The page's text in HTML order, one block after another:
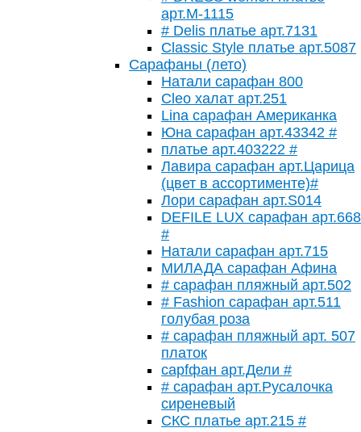
арт.M-1115
# Delis платье арт.7131
Classic Style платье арт.5087
Сарафаны (лето)
Натали сарафан 800
Cleo халат арт.251
Lina сарафан Американка
Юна сарафан арт.43342 #
платье арт.403222 #
Лавира сарафан арт.Царица
(цвет в ассортименте)#
Лори сарафан арт.S014
DEFILE LUX сарафан арт.668
#
Натали сарафан арт.715
МИЛАДА сарафан Афина
# сарафан пляжный арт.502
# Fashion сарафан арт.511
голубая роза
# сарафан пляжный арт. 507
платок
сарfфан арт.Дели #
# сарафан арт.Русалочка
сиреневый
СКС платье арт.215 #